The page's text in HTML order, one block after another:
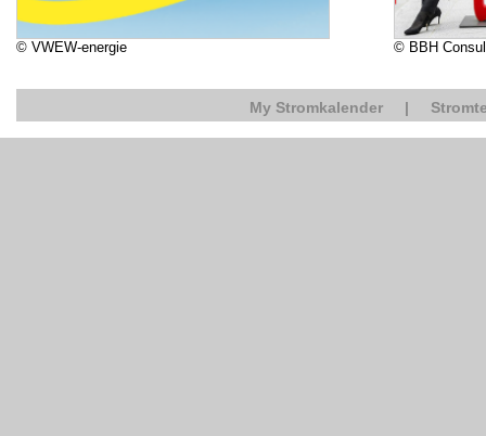
© VWEW-energie © BBH
My Stromkalender |